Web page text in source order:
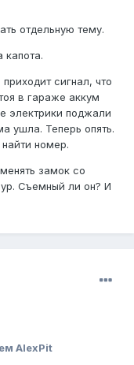
отдельную тему.
капота.
сигнал, что
в гараже аккум
электрики поджали
ушла. Теперь опять.
номер.
замок со
Съемный ли он? И
AlexPit